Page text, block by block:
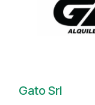
Gato Srl